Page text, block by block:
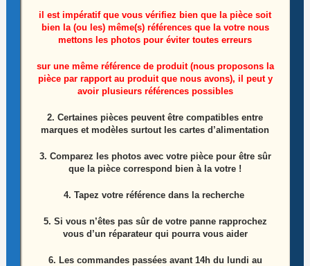
Ensemble haut parleurs télé Tcl 32ES560
Ajouter au panier
il est impératif que vous vérifiez bien que la pièce soit
bien la (ou les) même(s) références que la votre nous
mettons les photos pour éviter toutes erreurs
sur une même référence de produit (nous proposons la
pièce par rapport au produit que nous avons), il peut y
avoir plusieurs références possibles
2. Certaines pièces peuvent être compatibles entre
marques et modèles surtout les cartes d’alimentation
3. Comparez les photos avec votre pièce pour être sûr
que la pièce correspond bien à la votre !
4. Tapez votre référence dans la recherche
5. Si vous n’êtes pas sûr de votre panne rapprochez
vous d’un réparateur qui pourra vous aider
6. Les commandes passées avant 14h du lundi au